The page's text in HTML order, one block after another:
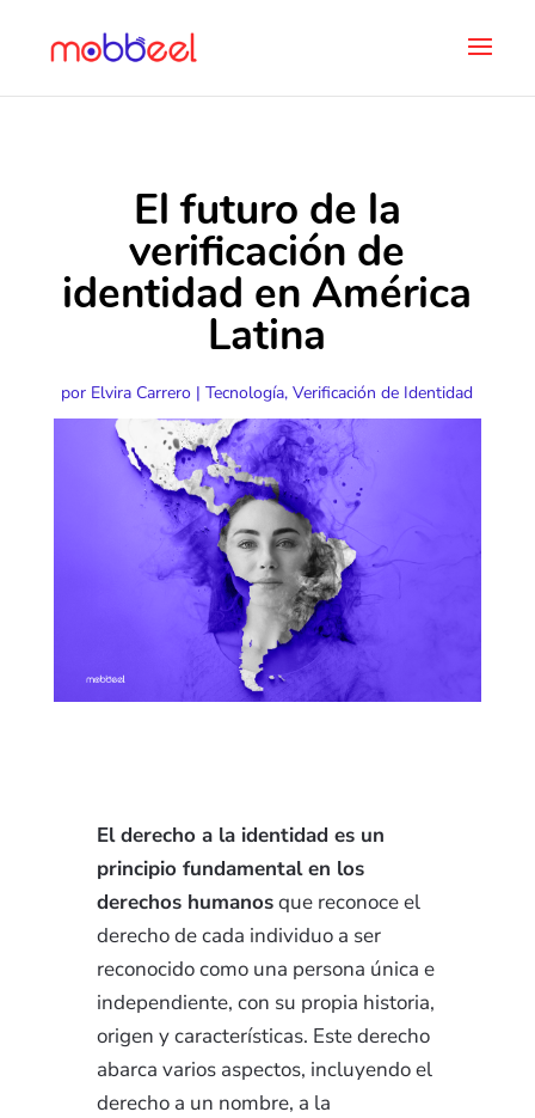
El futuro de la
verificación de
identidad en América
Latina
por Elvira Carrero |Tecnología,Verificación de Identidad
El derecho a la identidad es un
principio fundamental en los
derechos humanosque reconoce el
derecho de cada individuo a ser
reconocido como una persona única e
independiente, con su propia historia,
origen y características. Este derecho
abarca varios aspectos, incluyendo el
derecho a un nombre, a la